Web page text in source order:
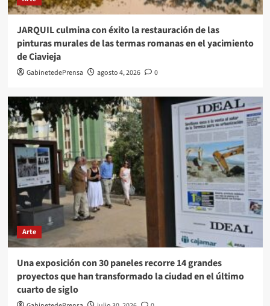
JARQUIL culmina con éxito la restauración de las
pinturas murales de las termas romanas en el yacimiento
de Ciavieja
GabinetedePrensa agosto 4, 2026 0
Arte
Una exposición con 30 paneles recorre 14 grandes
proyectos que han transformado la ciudad en el último
cuarto de siglo